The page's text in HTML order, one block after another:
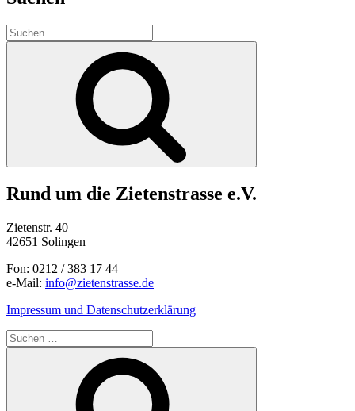
Suchen
nach:
Rund um die Zietenstrasse e.V.
Zietenstr. 40
42651 Solingen
Fon: 0212 / 383 17 44
e-Mail: info@zietenstrasse.de
Impressum und Datenschutzerklärung
Suchen
nach: